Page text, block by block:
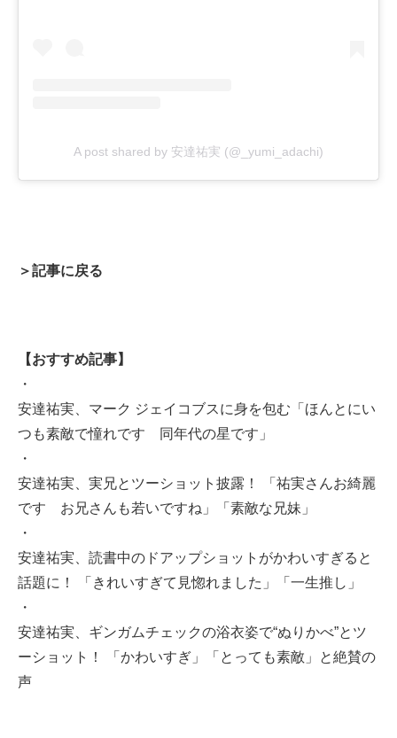
A post shared by 安達祐実 (@_yumi_adachi)
＞記事に戻る
【おすすめ記事】
・
安達祐実、マーク ジェイコブスに身を包む「ほんとにい
つも素敵で憧れです 同年代の星です」
・
安達祐実、実兄とツーショット披露！ 「祐実さんお綺麗
です お兄さんも若いですね」「素敵な兄妹」
・
安達祐実、読書中のドアップショットがかわいすぎると
話題に！ 「きれいすぎて見惚れました」「一生推し」
・
安達祐実、ギンガムチェックの浴衣姿で“ぬりかべ”とツ
ーショット！ 「かわいすぎ」「とっても素敵」と絶賛の
声